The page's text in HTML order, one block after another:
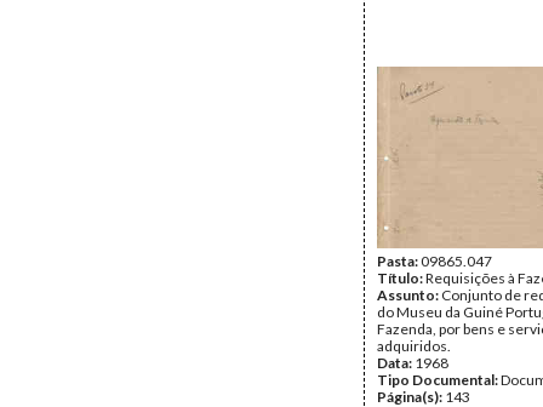
Pasta:09865.047
Título:Requisições à
Assunto: Conjunto de
do Museu da Guiné
Fazenda, por bens e
adquiridos.
Data: 1968
Tipo Documental:
Página(s): 143